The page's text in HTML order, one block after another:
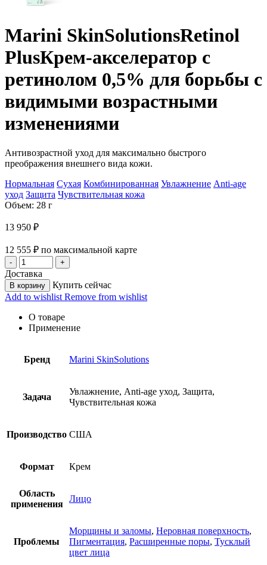
Marini SkinSolutionsRetinol
PlusКрем-акселератор с
ретинолом 0,5% для борьбы с
видимыми возрастными
изменениями
Антивозрастной уход для максимально быстрого
преображения внешнего вида кожи.
Нормальная Сухая Комбинированная Увлажнение Anti-age
уход Защита Чувствительная кожа
Объем: 28 г
13 950 ₽
12 555 ₽ по максимальной карте
Доставка
В корзину
Купить сейчас
Add to wishlist Remove from wishlist
О товаре
Применение
Бренд Marini SkinSolutions
Задача
Увлажнение, Anti-age уход, Защита,
Чувствительная кожа
Производство США
Формат Крем
Область
применения
Лицо
Проблемы
Морщины и заломы, Неровная поверхность,
Пигментация, Расширенные поры, Тусклый
цвет лица